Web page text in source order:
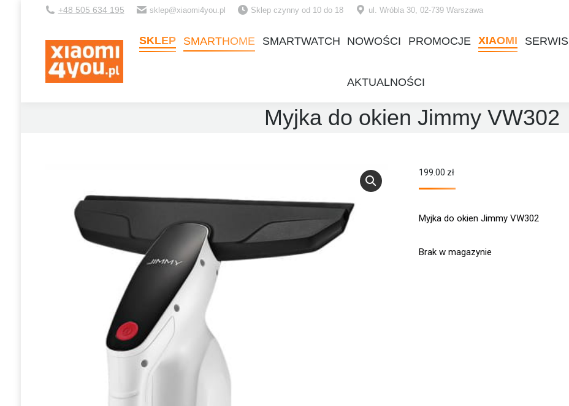
+48 505 634 195 sklep@xiaomi4you.pl Sklep czynny od 10 do 18 ul. Wróbla 30, 02-739 Warszawa
SKLEP SMARTHOME SMARTWATCH NOWOŚCI PROMOCJE XIAOMI SERWIS
AKTUALNOŚCI
Myjka do okien Jimmy VW302
199.00 zł
Myjka do okien Jimmy VW302
Brak w magazynie